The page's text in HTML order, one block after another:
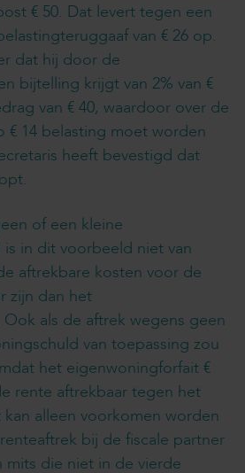
€ 50. Dat levert tegen een
van € 26 op.
dat hij door de
bijtelling krijgt van 2% van €
van € 40, waardoor over de
€ 14 belasting moet worden
heeft bevestigd dat
of een kleine
in dit voorbeeld niet van
aftrekbare kosten voor de
zijn dan het
als de aftrek wegens geen
van toepassing zou
het eigenwoningforfait €
rente aftrekbaar tegen het
alleen voorkomen worden
bij de fiscale partner
die niet in de vierde